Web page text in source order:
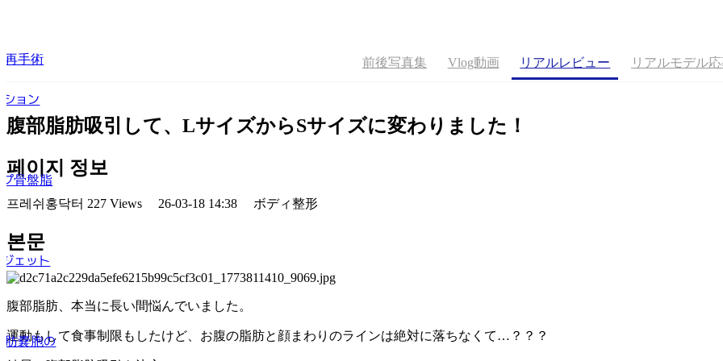
再手術
ョン
骨盤脂
ェット
肪嚢胞の
前後写真集 Vlog動画 リアルレビュー リアルモデル
腹部脂肪吸引して、LサイズからSサイズに変わりました！
페이지 정보
프레쉬홍닥터 227 Views 26-03-18 14:38 ボディ整形
본문
腹部脂肪、本当に長い間悩んでいました。
運動もして食事制限もしたけど、お腹の脂肪と顔まわりのラインは絶対に落ちなくて…？？？